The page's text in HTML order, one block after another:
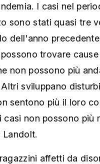
I casi nel
sono stati quasi tre
dell'anno
trovare cause
non possono più
sviluppano
sentono più il loro
non possono più
affetti da